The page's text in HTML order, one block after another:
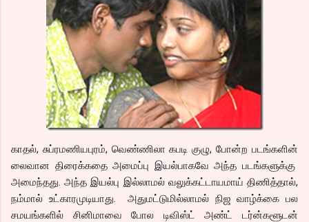
காதல், சுப்ரமணியபுரம், வெண்ணிலா கபடி குழு, போன்ற படங்களின்
லைவான திரைக்கதை அமைப்பு இயல்பாகவே அந்த படங்களுக்கு
அமைந்தது. அந்த இயல்பு இல்லாமல் வலுக்கட்டாயமாய் திணித்தால்,
நம்மால் உட்காரமுடியாது. அதுமட்டுமில்லாமல் நிஜ வாழ்க்கை பல
சமயங்களில் சினிமாவை போல டிவிஸ்ட் அண்ட் டர்ன்களூடன்